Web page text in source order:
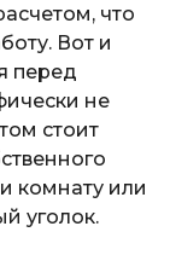
что
Вот и
перед
не
стоит
комнату или
уголок.